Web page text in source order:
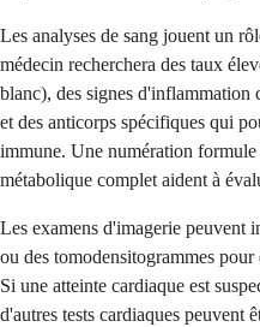
Les analyses de sang jouent un
médecin recherchera des taux
blanc), des signes d'inflammation
et des anticorps spécifiques qui
immune. Une numération
métabolique complet aident à
Les examens d'imagerie peuvent
ou des tomodensitogrammes
Si une atteinte cardiaque est
d'autres tests cardiaques peuvent